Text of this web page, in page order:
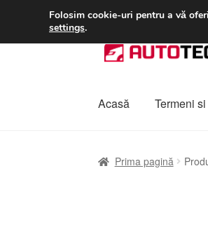
LIVRARE de la
Sari
la
Sari
la
Acasă Termeni
Prima pagină
Folosim cookie-uri pentru a vă
settings.